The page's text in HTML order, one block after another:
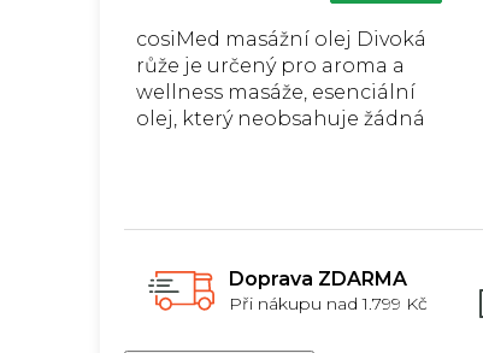
Doprava ZDARMA
Při nákupu nad 1.799 Kč
5
hvězdiček.
cosiMed masážní olej Divoká
růže je určený pro aroma a
wellness masáže, esenciální
olej, který neobsahuje žádná